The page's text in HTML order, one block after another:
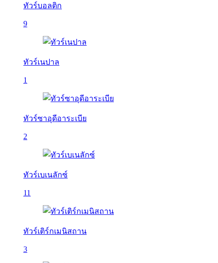
ทัวร์บอลติก
9
ทัวร์เนปาล
1
ทัวร์ซาอุดีอาระเบีย
2
ทัวร์เบเนลักซ์
11
ทัวร์เติร์กเมนิสถาน
3